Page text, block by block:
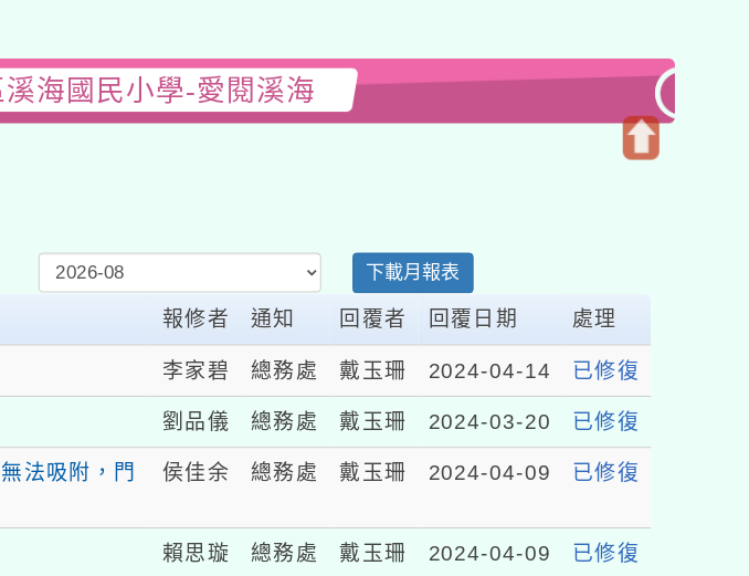
海國民小學-愛閱溪海
下載月報表
報修者 通知 回覆者 回覆日期 處理
李家碧 總務處 戴玉珊 2024-04-14 已修復
劉品儀 總務處 戴玉珊 2024-03-20 已修復
法吸附，門
侯佳余 總務處 戴玉珊 2024-04-09 已修復
賴思璇 總務處 戴玉珊 2024-04-09 已修復